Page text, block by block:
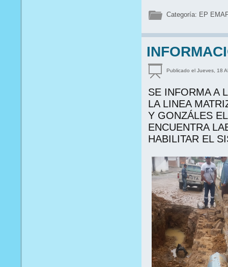
Categoría: EP
Publicado el Jueves, 18
SE INFORMA A
LA LINEA
Y GONZÁLES
ENCUENTRA
HABILITAR EL